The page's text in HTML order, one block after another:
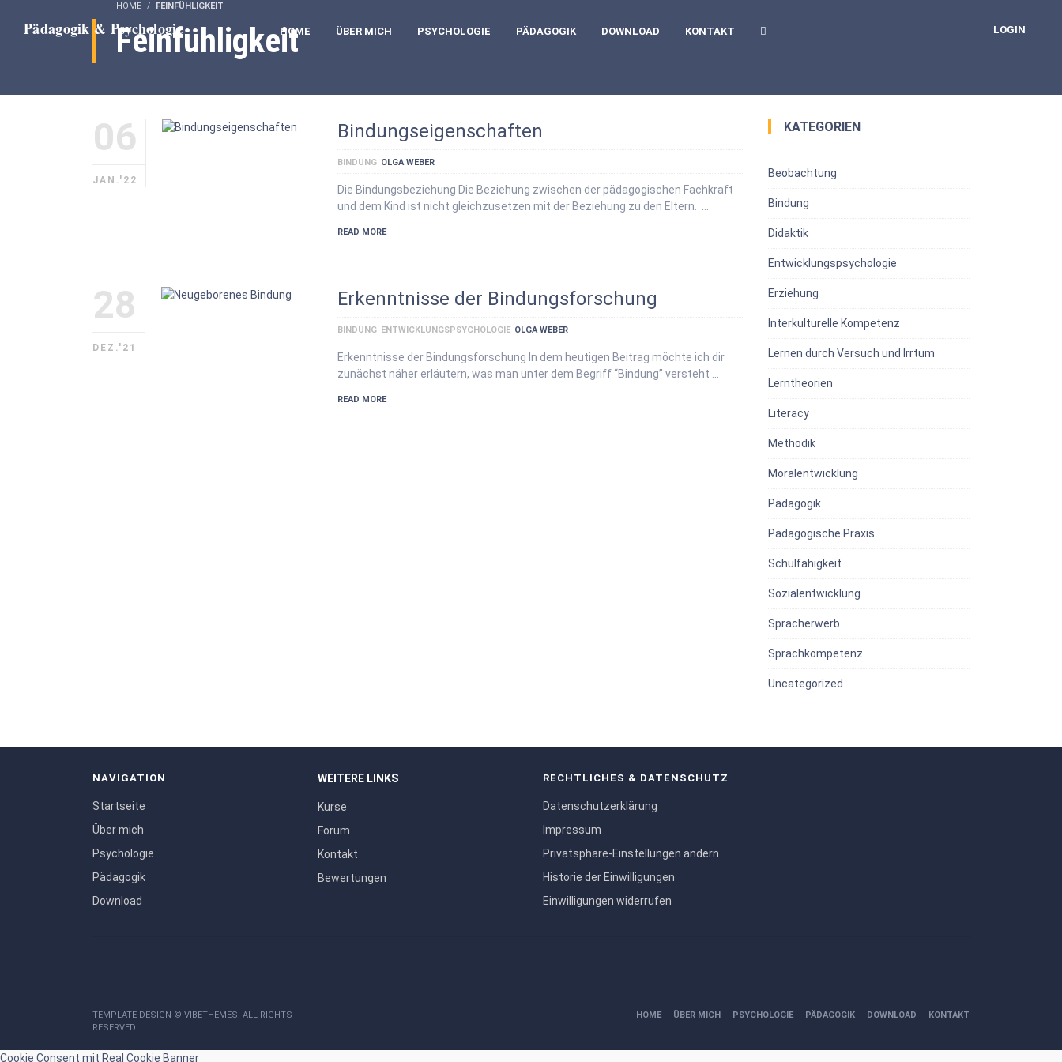
HOME ÜBER MICH PSYCHOLOGIE PÄDAGOGIK DOWNLOAD KONTAKT LOGIN
HOME FEINFÜHLIGKEIT
Feinfühligkeit
06
JAN.'22
Bindungseigenschaften
BINDUNG OLGA WEBER
Die Bindungsbeziehung Die Beziehung zwischen der pädagogischen Fachkraft
und dem Kind ist nicht gleichzusetzen mit der Beziehung zu den Eltern. …
READ MORE
28
DEZ.'21
Erkenntnisse der Bindungsforschung
BINDUNG ENTWICKLUNGSPSYCHOLOGIE OLGA WEBER
Erkenntnisse der Bindungsforschung In dem heutigen Beitrag möchte ich dir
zunächst näher erläutern, was man unter dem Begriff “Bindung” versteht …
READ MORE
KATEGORIEN
Beobachtung
Bindung
Didaktik
Entwicklungspsychologie
Erziehung
Interkulturelle Kompetenz
Lernen durch Versuch und Irrtum
Lerntheorien
Literacy
Methodik
Moralentwicklung
Pädagogik
Pädagogische Praxis
Schulfähigkeit
Sozialentwicklung
Spracherwerb
Sprachkompetenz
Uncategorized
NAVIGATION
Startseite
Über mich
Psychologie
Pädagogik
Download
WEITERE LINKS
Kurse
Forum
Kontakt
Bewertungen
RECHTLICHES & DATENSCHUTZ
Datenschutzerklärung
Impressum
Privatsphäre-Einstellungen ändern
Historie der Einwilligungen
Einwilligungen widerrufen
TEMPLATE DESIGN © VIBETHEMES. ALL RIGHTS
RESERVED.
HOME ÜBER MICH PSYCHOLOGIE PÄDAGOGIK DOWNLOAD KONTAKT
Cookie Consent mit Real Cookie Banner